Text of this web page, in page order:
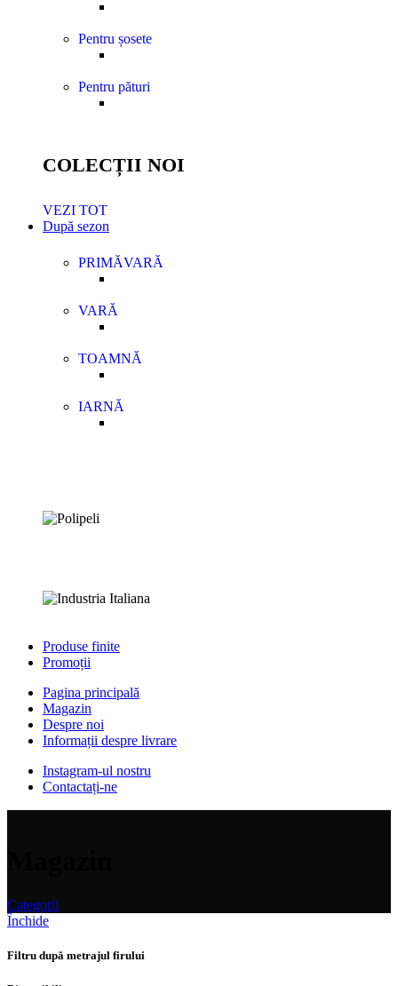
Pentru șosete
Pentru pături
COLECȚII NOI
VEZI TOT
După sezon
PRIMĂVARĂ
VARĂ
TOAMNĂ
IARNĂ
Produse finite
Promoții
Pagina principală
Magazin
Despre noi
Informații despre livrare
Instagram-ul nostru
Contactați-ne
Categorii
Închide
Filtru după metrajul firului